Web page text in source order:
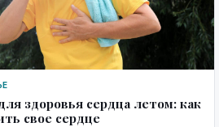
здоровья сердца летом: как
свое сердце